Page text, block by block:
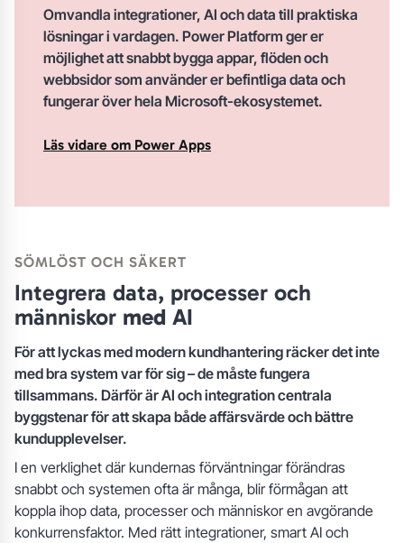
Omvandla integrationer, AI och data till praktiska
lösningar i vardagen. Power Platform ger er
möjlighet att snabbt bygga appar, flöden och
webbsidor som använder er befintliga data och
fungerar över hela Microsoft-ekosystemet.
Läs vidare om Power Apps
SÖMLÖST OCH SÄKERT
Integrera data, processer och
människor med AI
För att lyckas med modern kundhantering räcker det inte
med bra system var för sig – de måste fungera
tillsammans. Därför är AI och integration centrala
byggstenar för att skapa både affärsvärde och bättre
kundupplevelser.
I en verklighet där kundernas förväntningar förändras
snabbt och systemen ofta är många, blir förmågan att
koppla ihop data, processer och människor en avgörande
konkurrensfaktor. Med rätt integrationer, smart AI och